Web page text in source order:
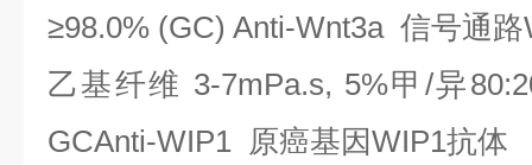
≥98.0% (GC) Anti-Wnt3a 信号通路
乙基纤维 3-7mPa.s, 5%甲/异
GCAnti-WIP1 原癌基因WIP1抗体